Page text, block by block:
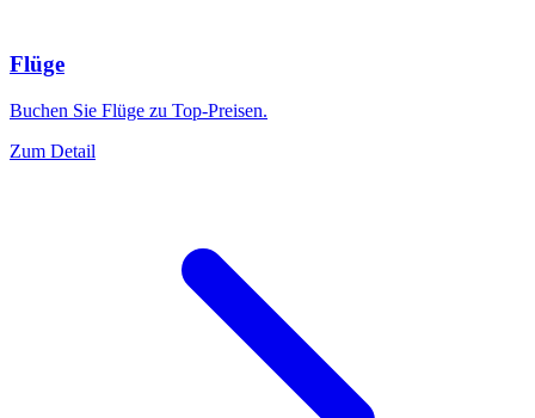
Flüge
Buchen Sie Flüge zu Top-Preisen.
Zum Detail